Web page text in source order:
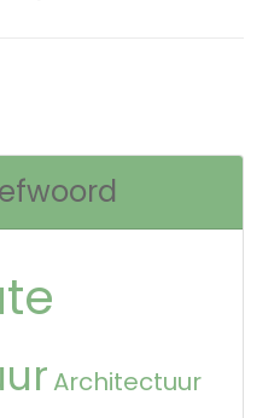
Architectuur